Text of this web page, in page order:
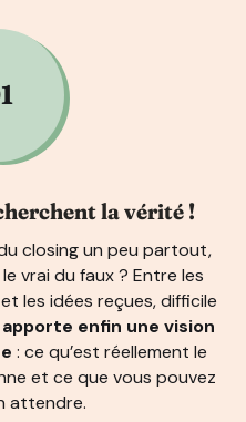
lesquelles éviter ?
er client
la vérité !
closing un peu partout,
vrai du faux ? Entre les
les idées reçues, difficile
enfin une vision
: ce qu’est réellement le
et ce que vous pouvez
attendre.